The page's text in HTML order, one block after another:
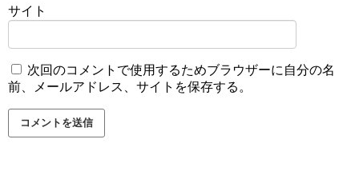
サイト
次回のコメントで使用するためブラウザーに自分の名
前、メールアドレス、サイトを保存する。